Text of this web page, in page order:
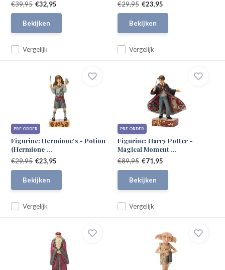
Vergelijk
€39,95 €32,95
Bekijken
Vergelijk
€29,95 €23,95
Bekijken
PRE ORDER
Figurine: Hermione's - Potion
(Hermione ...
Vergelijk
€29,95 €23,95
Bekijken
PRE ORDER
Figurine: Harry Potter -
Magical Moment ...
Vergelijk
€89,95 €71,95
Bekijken